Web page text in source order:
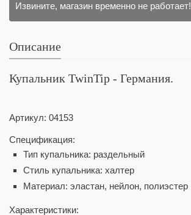
Извините, магазин временно не работает!
Описание
Купальник TwinTip - Германия.
Артикул: 04153
Спецификация:
Тип купальника: раздельный
Стиль купальника: халтер
Материал: эластан, нейлон, полиэстер
Характеристики: